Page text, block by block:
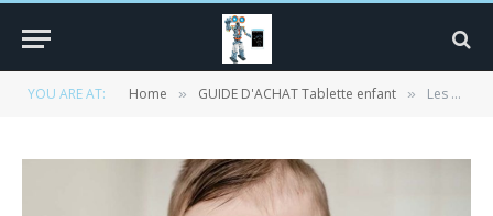
YOU ARE AT: Home » GUIDE D'ACHAT Tablette enfant » Les bonnes raisons d’acheter une tablette éducative ?